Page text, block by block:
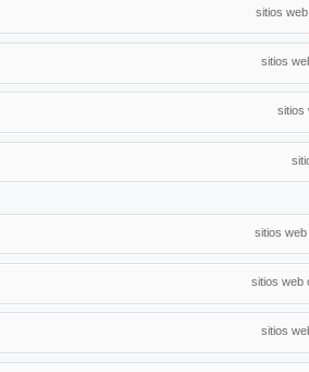
sitios
sitios
sitios
sitios
sitios web
sitios